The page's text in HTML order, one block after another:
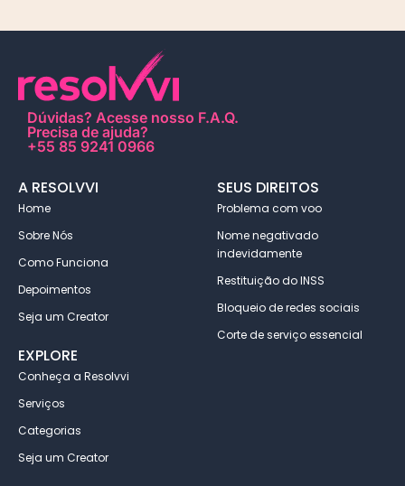
Dúvidas? Acesse nosso F.A.Q.
Precisa de ajuda?
+55 85 9241 0966
A RESOLVVI
Home
Sobre Nós
Como Funciona
Depoimentos
Seja um Creator
SEUS DIREITOS
Problema com voo
Nome negativado
indevidamente
Restituição do INSS
Bloqueio de redes sociais
Corte de serviço essencial
EXPLORE
Conheça a Resolvvi
Serviços
Categorias
Seja um Creator